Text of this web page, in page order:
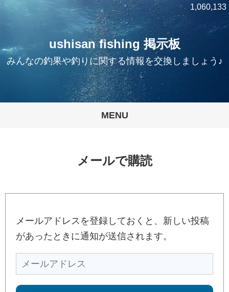
ushisan fishing 掲示板
みんなの釣果や釣りに関する情報を交換しましょう♪
MENU
1,060,133
メールで購読
メールアドレスを登録しておくと、新しい投稿
があったときに通知が送信されます。